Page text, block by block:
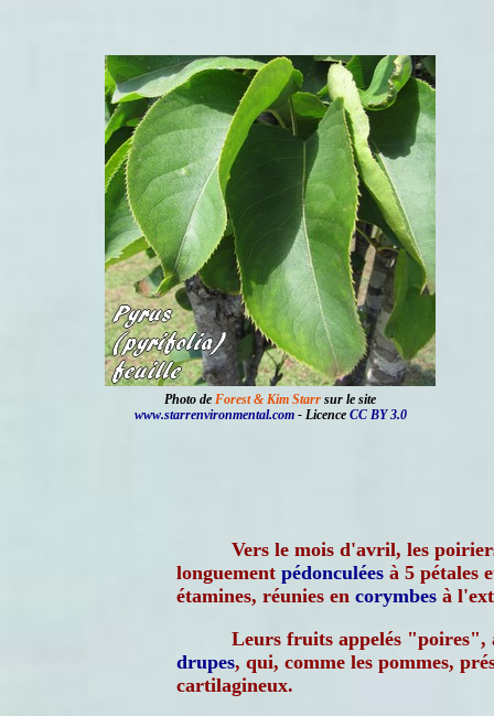
Photo de Forest & Kim Starr sur le site
www.starrenvironmental.com- Licence CC BY 3.0
Vers le mois d'avril, les
longuement pédonculées à 5 pétales
étamines, réunies en corymbes à
Leurs fruits appelés "poires",
drupes, qui, comme les pommes,
cartilagineux.